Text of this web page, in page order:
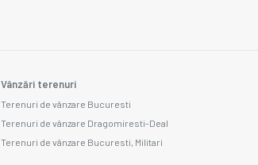
Vânzări terenuri
Terenuri de vânzare Bucuresti
Terenuri de vânzare Dragomiresti-Deal
Terenuri de vânzare Bucuresti, Militari